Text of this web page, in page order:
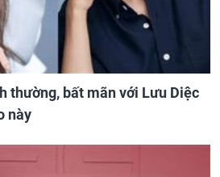
thường, bất mãn với Lưu Diệc
này